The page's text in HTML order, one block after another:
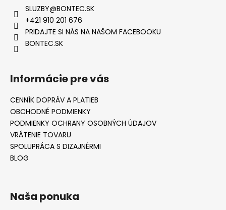
SLUZBY@BONTEC.SK
+421 910 201 676
PRIDAJTE SI NÁS NA NAŠOM FACEBOOKU
BONTEC.SK
Informácie pre vás
CENNÍK DOPRÁV A PLATIEB
OBCHODNÉ PODMIENKY
PODMIENKY OCHRANY OSOBNÝCH ÚDAJOV
VRÁTENIE TOVARU
SPOLUPRÁCA S DIZAJNÉRMI
BLOG
Naša ponuka